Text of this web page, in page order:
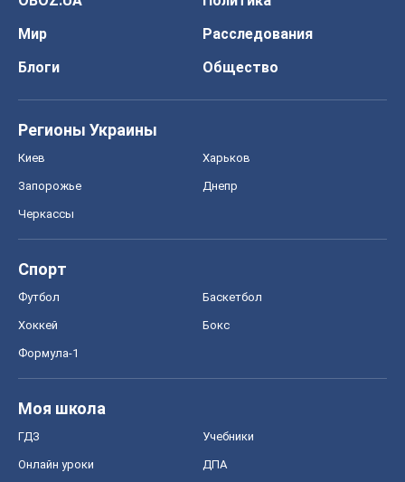
Мир
Расследования
Блоги
Общество
Регионы Украины
Киев Харьков
Запорожье Днепр
Черкассы
Спорт
Футбол Баскетбол
Хоккей Бокс
Формула-1
Моя школа
ГДЗ Учебники
Онлайн уроки ДПА